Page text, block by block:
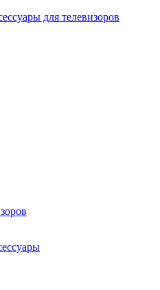
для телевизоров